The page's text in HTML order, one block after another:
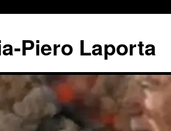
Piero Laporta